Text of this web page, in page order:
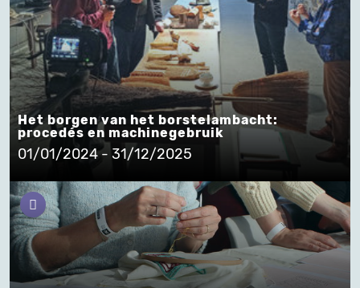
Het borgen van het borstelambacht:
procedés en machinegebruik
01/01/2024 - 31/12/2025